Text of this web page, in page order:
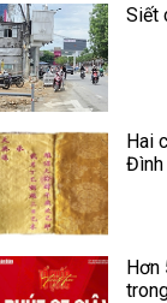
Siết
Hai
Đình
Hơn